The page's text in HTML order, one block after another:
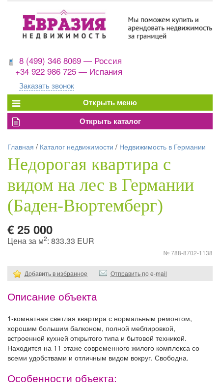
8 (499) 346 8069 — Россия
+34 922 986 725 — Испания
Заказать звонок
Главная / Каталог недвижимости / Недвижимость в Германии
Недорогая квартира с
видом на лес в Германии
(Баден-Вюртемберг)
€ 25 000
Цена за м2: 833.33 EUR
№ 788-8702-1138
Добавить в избранное Отправить по e-mail
Описание объекта
1-комнатная светлая квартира с нормальным ремонтом,
хорошим большим балконом, полной меблировкой,
встроенной кухней открытого типа и бытовой техникой.
Находится на 11 этаже современного жилого комплекса со
всеми удобствами и отличным видом вокруг. Свободна.
Особенности объекта: